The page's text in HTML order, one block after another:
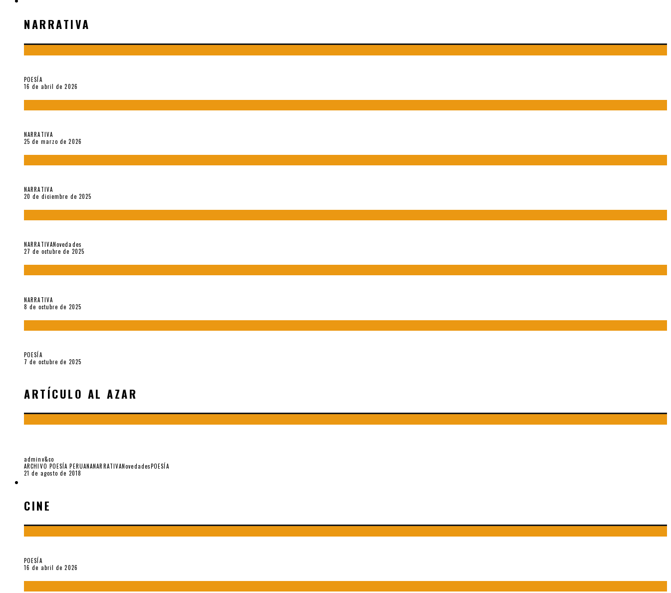
NARRATIVA
POESÍA
16 de abril de 2026
NARRATIVA
25 de marzo de 2026
NARRATIVA
20 de diciembre de 2025
NARRATIVANovedades
27 de octubre de 2025
NARRATIVA
8 de octubre de 2025
POESÍA
7 de octubre de 2025
ARTÍCULO AL AZAR
adminv&co
ARCHIVO POESÍA PERUANANARRATIVANovedadesPOESÍA
21 de agosto de 2018
CINE
POESÍA
16 de abril de 2026